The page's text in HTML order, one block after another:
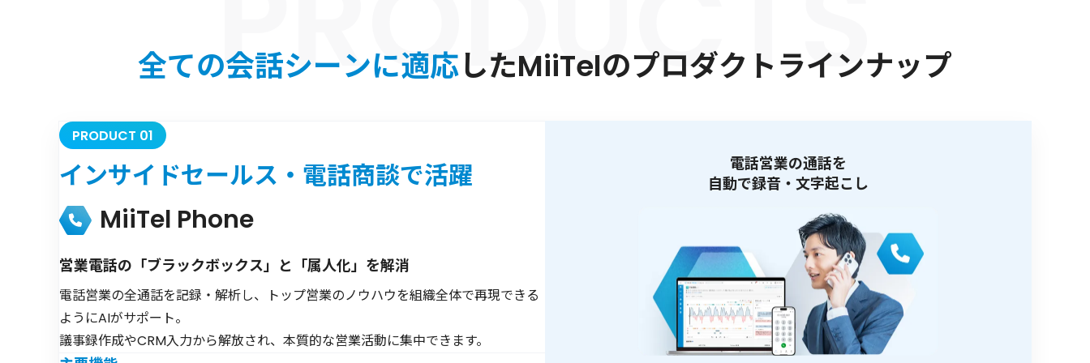
全ての会話シーンに適応したMiiTelのプロダクトラインナップ
PRODUCT 01
インサイドセールス・ 電話商談で活躍
MiiTel Phone
営業電話の「ブラックボックス」と「属人化」を解消
電話営業の全通話を記録・解析し、トップ営業のノウハウを組織全体で再現できる
ようにAIがサポート。
議事録作成やCRM入力から解放され、本質的な営業活動に集中できます。
電話営業の通話を
自動で録音・文字起こし